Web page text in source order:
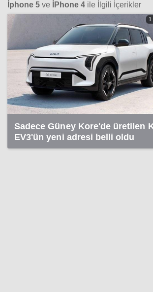
İphone 5 ve İPhone 4 ile İlgili İçerikler
1
Sadece Güney Kore'de üretilen
EV3'ün yeni adresi belli oldu